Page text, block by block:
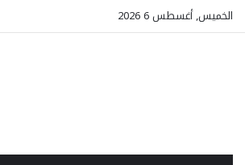
الخميس, أغسطس 6 2026